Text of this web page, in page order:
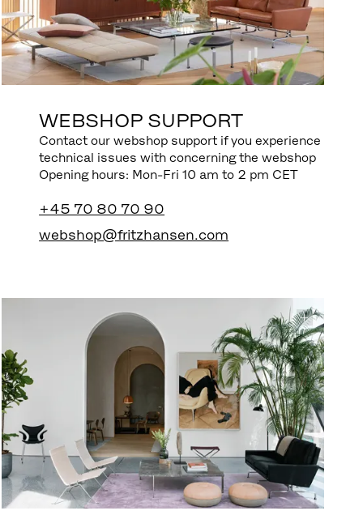
WEBSHOP SUPPORT
Contact our webshop support if you experience
technical issues with concerning the webshop
Opening hours: Mon-Fri 10 am to 2 pm CET
+45 70 80 70 90
webshop@fritzhansen.com